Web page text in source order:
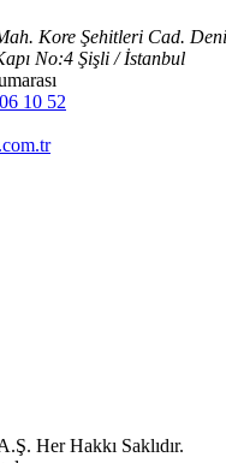
Kore Şehitleri Cad.
No:4 Şişli / İstanbul
10 52
Her Hakkı Saklıdır.